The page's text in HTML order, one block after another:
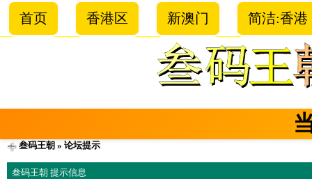
首页 香港区 新澳门 简洁:香港
叁码王朝 » 论坛提示
叁码王朝 提示信息